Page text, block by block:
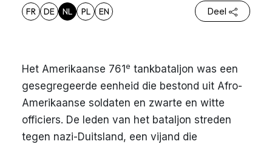
FR DE NL PL EN Deel
Het Amerikaanse 761 e tankbataljon was een
gesegregeerde eenheid die bestond uit Afro-
Amerikaanse soldaten en zwarte en witte
officiers. De leden van het bataljon streden
tegen nazi-Duitsland, een vijand die